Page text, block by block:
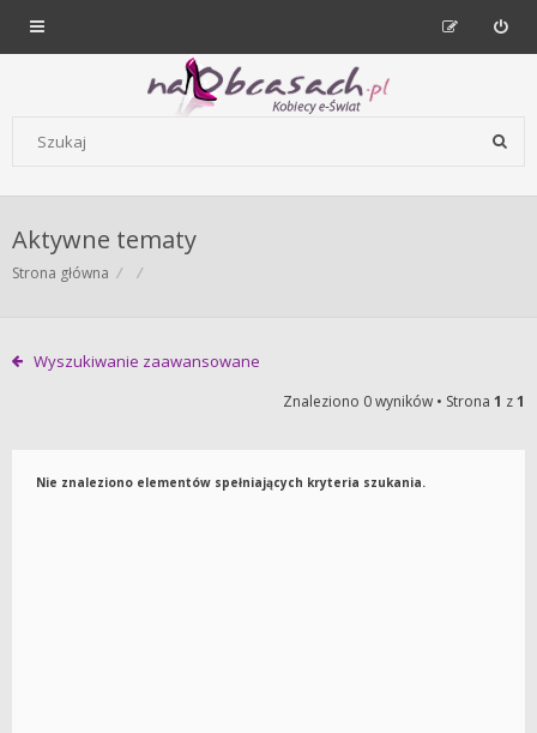
Forum dla kobiet | NaObcasach.pl
Aktywne tematy
Strona główna
Wyszukiwanie zaawansowane
Znaleziono 0 wyników • Strona 1 z1
Nie znaleziono elementów spełniających kryteria szukania.